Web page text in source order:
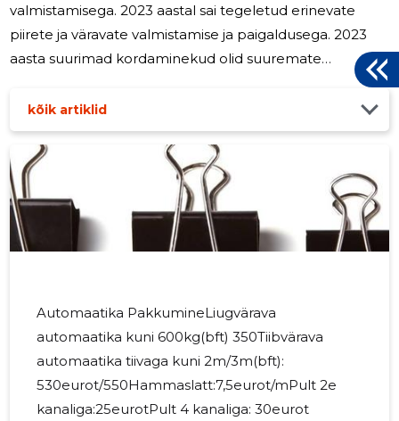
valmistamisega. 2023 aastal sai tegeletud erinevate
piirete ja väravate valmistamise ja paigaldusega. 2023
aasta suurimad kordaminekud olid suuremate
objektide mahu kasvatamine ja uute koostööpartnerite
leidmine(seeläbi ka pakutavate toodete laiendamine)
2024 aastal soovime investeerida tööriistadesse ja
proovime leida juurde ka uusi koostööpartnereid ja
turgusi et tekitada stabiilsus ning palgata juurde töölisi.
kõik artiklid
Automaatika PakkumineLiugvärava
automaatika kuni 600kg(bft) 350Tiibvärava
automaatika tiivaga kuni 2m/3m(bft):
530eurot/550Hammaslatt:7,5eurot/mPult 2e
kanaliga:25eurotPult 4 kanaliga: 30eurot